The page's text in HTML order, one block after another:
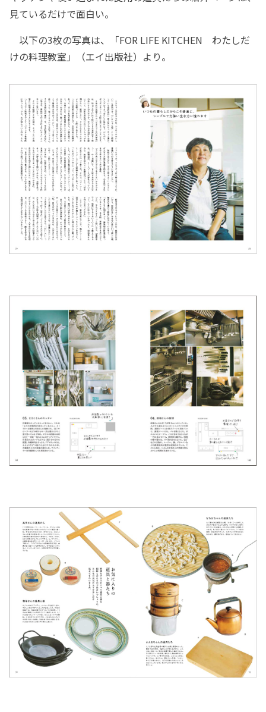
見ているだけで面白い。
以下の3枚の写真は、「FOR LIFE KITCHEN わたしだ
けの料理教室」（エイ出版社）より。